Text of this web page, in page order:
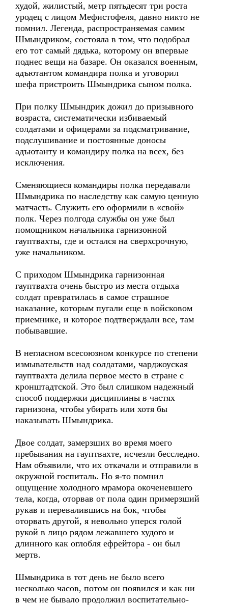
худой, жилистый, метр пятьдесят три роста
уродец с лицом Мефистофеля, давно никто не
помнил. Легенда, распространяемая самим
Шмындриком, состояла в том, что подобрал
его тот самый дядька, которому он впервые
поднес вещи на базаре. Он оказался военным,
адъютантом командира полка и уговорил
шефа пристроить Шмындрика сыном полка.
При полку Шмындрик дожил до призывного
возраста, систематически избиваемый
солдатами и офицерами за подсматривание,
подслушивание и постоянные доносы
адъютанту и командиру полка на всех, без
исключения.
Сменяющиеся командиры полка передавали
Шмындрика по наследству как самую ценную
матчасть. Служить его оформили в «свой»
полк. Через полгода службы он уже был
помощником начальника гарнизонной
гауптвахты, где и остался на сверхсрочную,
уже начальником.
С приходом Шмындрика гарнизонная
гауптвахта очень быстро из места отдыха
солдат превратилась в самое страшное
наказание, которым пугали еще в войсковом
приемнике, и которое подтверждали все, там
побывавшие.
В негласном всесоюзном конкурсе по степени
измывательств над солдатами, чарджоуская
гауптвахта делила первое место в стране с
кронштадтской. Это был слишком надежный
способ поддержки дисциплины в частях
гарнизона, чтобы убирать или хотя бы
наказывать Шмындрика.
Двое солдат, замерзших во время моего
пребывания на гауптвахте, исчезли бесследно.
Нам объявили, что их откачали и отправили в
окружной госпиталь. Но я-то помнил
ощущение холодного мрамора окоченевшего
тела, когда, оторвав от пола один примерзший
рукав и перевалившись на бок, чтобы
оторвать другой, я невольно уперся голой
рукой в лицо рядом лежавшего худого и
длинного как оглобля ефрейтора - он был
мертв.
Шмындрика в тот день не было всего
несколько часов, потом он появился и как ни
в чем не бывало продолжил воспитательно-